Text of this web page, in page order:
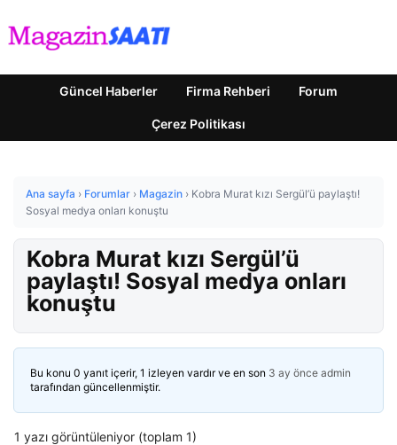
Güncel Haberler Firma Rehberi Forum
Çerez Politikası
Ana sayfa › Forumlar › Magazin › Kobra Murat kızı Sergül’ü paylaştı!
Sosyal medya onları konuştu
Kobra Murat kızı Sergül’ü
paylaştı! Sosyal medya onları
konuştu
Bu konu 0 yanıt içerir, 1 izleyen vardır ve en son 3 ay önce admin
tarafından güncellenmiştir.
1 yazı görüntüleniyor (toplam 1)